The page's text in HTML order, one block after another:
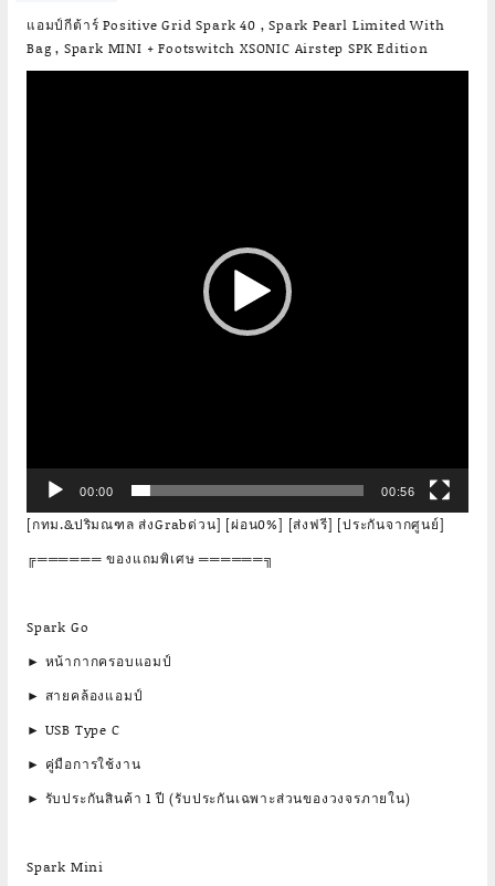
แอมป์กีต้าร์ Positive Grid Spark 40 , Spark Pearl Limited With
Bag , Spark MINI + Footswitch XSONIC Airstep SPK Edition
00:00 00:56
[กทม.&ปริมณฑล ส่งGrabด่วน] [ผ่อน0%] [ส่งฟรี] [ประกันจากศูนย์]
╔══════ ของแถมพิเศษ ══════╗
Spark Go
► หน้ากากครอบแอมป์
► สายคล้องแอมป์
► USB Type C
► คู่มือการใช้งาน
► รับประกันสินค้า 1 ปี (รับประกันเฉพาะส่วนของวงจรภายใน)
Spark Mini